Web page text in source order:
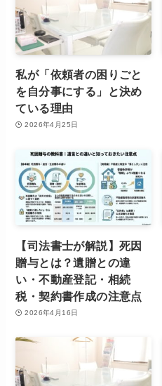
私が「依頼者の困りごと
を自分事にする」と決め
ている理由
2026年4月25日
【司法書士が解説】死因
贈与とは？遺贈との違
い・不動産登記・相続
税・契約書作成の注意点
2026年4月16日